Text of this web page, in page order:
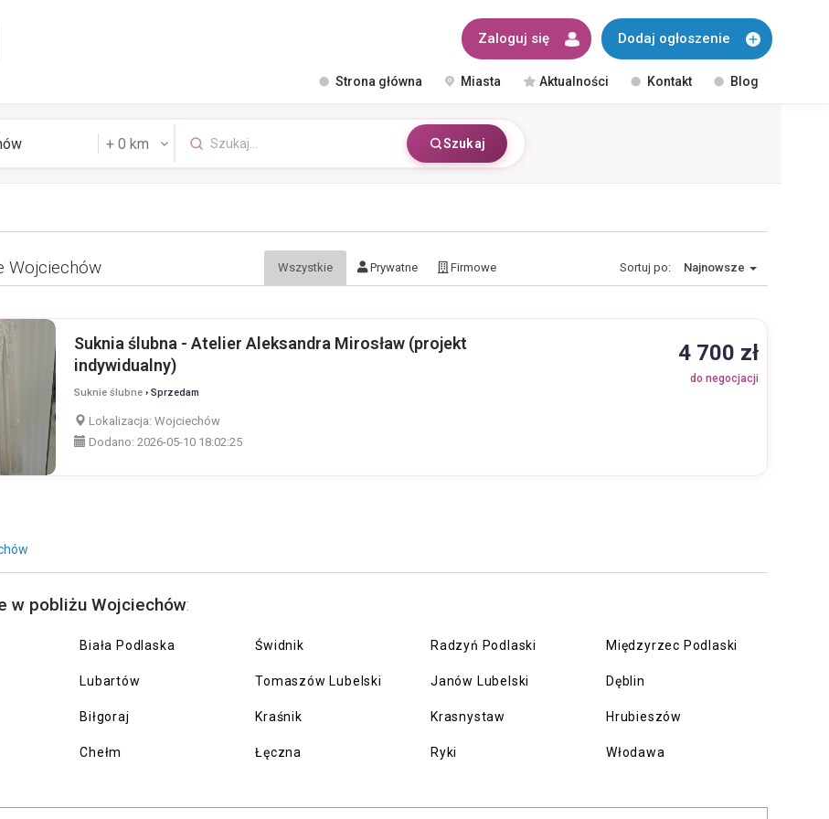
Zaloguj się Dodaj ogłoszenie
Strona główna Miasta Aktualności Kontakt Blog
Szukaj
Wojciechów Wszystkie Prywatne Firmowe Sortuj po: Najnowsze
Suknia ślubna - Atelier Aleksandra Mirosław (projekt
indywidualny)
Suknie ślubne › Sprzedam
Lokalizacja: Wojciechów
Dodano: 2026-05-10 18:02:25
4 700 zł
do negocjacji
w pobliżu Wojciechów:
Biała Podlaska
Lubartów
Biłgoraj
Chełm
Świdnik
Tomaszów Lubelski
Kraśnik
Łęczna
Radzyń Podlaski
Janów Lubelski
Krasnystaw
Ryki
Międzyrzec Podlaski
Dęblin
Hrubieszów
Włodawa